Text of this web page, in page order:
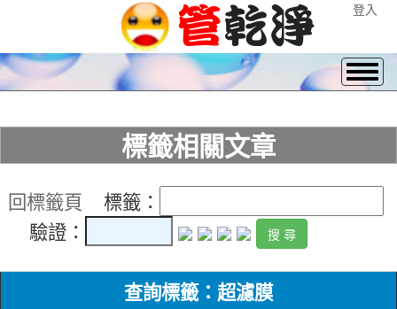
登入
標籤相關文章
回標籤頁 標籤：
驗證：
查詢標籤：超濾膜